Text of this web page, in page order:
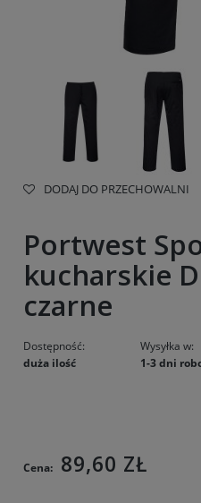
DODAJ DO PRZECHOWALNI
Portwest
kucharskie
czarne
Dostępność:
duża ilość
Wysyłka w:
1-3 dni
Cena nie zawiera
Cena: 89,60 ZŁ